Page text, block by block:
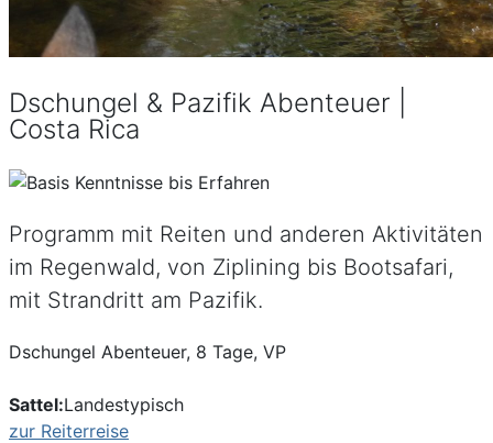
Dschungel & Pazifik Abenteuer |
Costa Rica
Programm mit Reiten und anderen Aktivitäten
im Regenwald, von Ziplining bis Bootsafari,
mit Strandritt am Pazifik.
Dschungel Abenteuer, 8 Tage, VP
Sattel:Landestypisch
zur Reiterreise